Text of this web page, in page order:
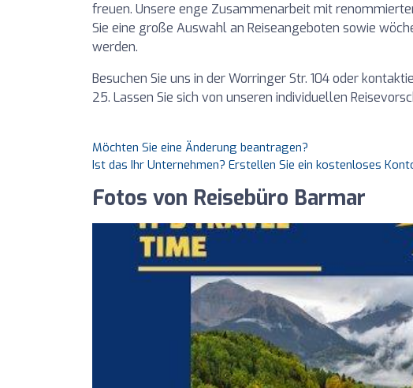
freuen. Unsere enge Zusammenarbeit mit
Sie eine große Auswahl an Reiseangeboten sowie
werden.
Besuchen Sie uns in der Worringer Str. 104 oder
25. Lassen Sie sich von unseren individuellen
Möchten Sie eine Änderung beantragen?
Ist das Ihr Unternehmen? Erstellen Sie ein kostenloses
Fotos von Reisebüro Barmar